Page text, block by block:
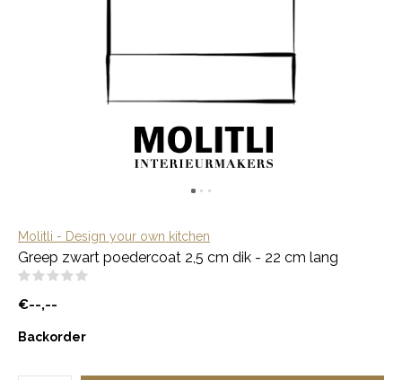
Molitli - Design your own kitchen
Greep zwart poedercoat 2,5 cm dik - 22 cm lang
€--,--
Backorder